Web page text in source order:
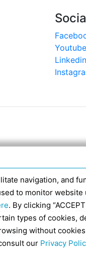
Youtube
Linkedin
-
127
navigation, and
to monitor website
. By clicking
types of cookies,
without
our Privacy